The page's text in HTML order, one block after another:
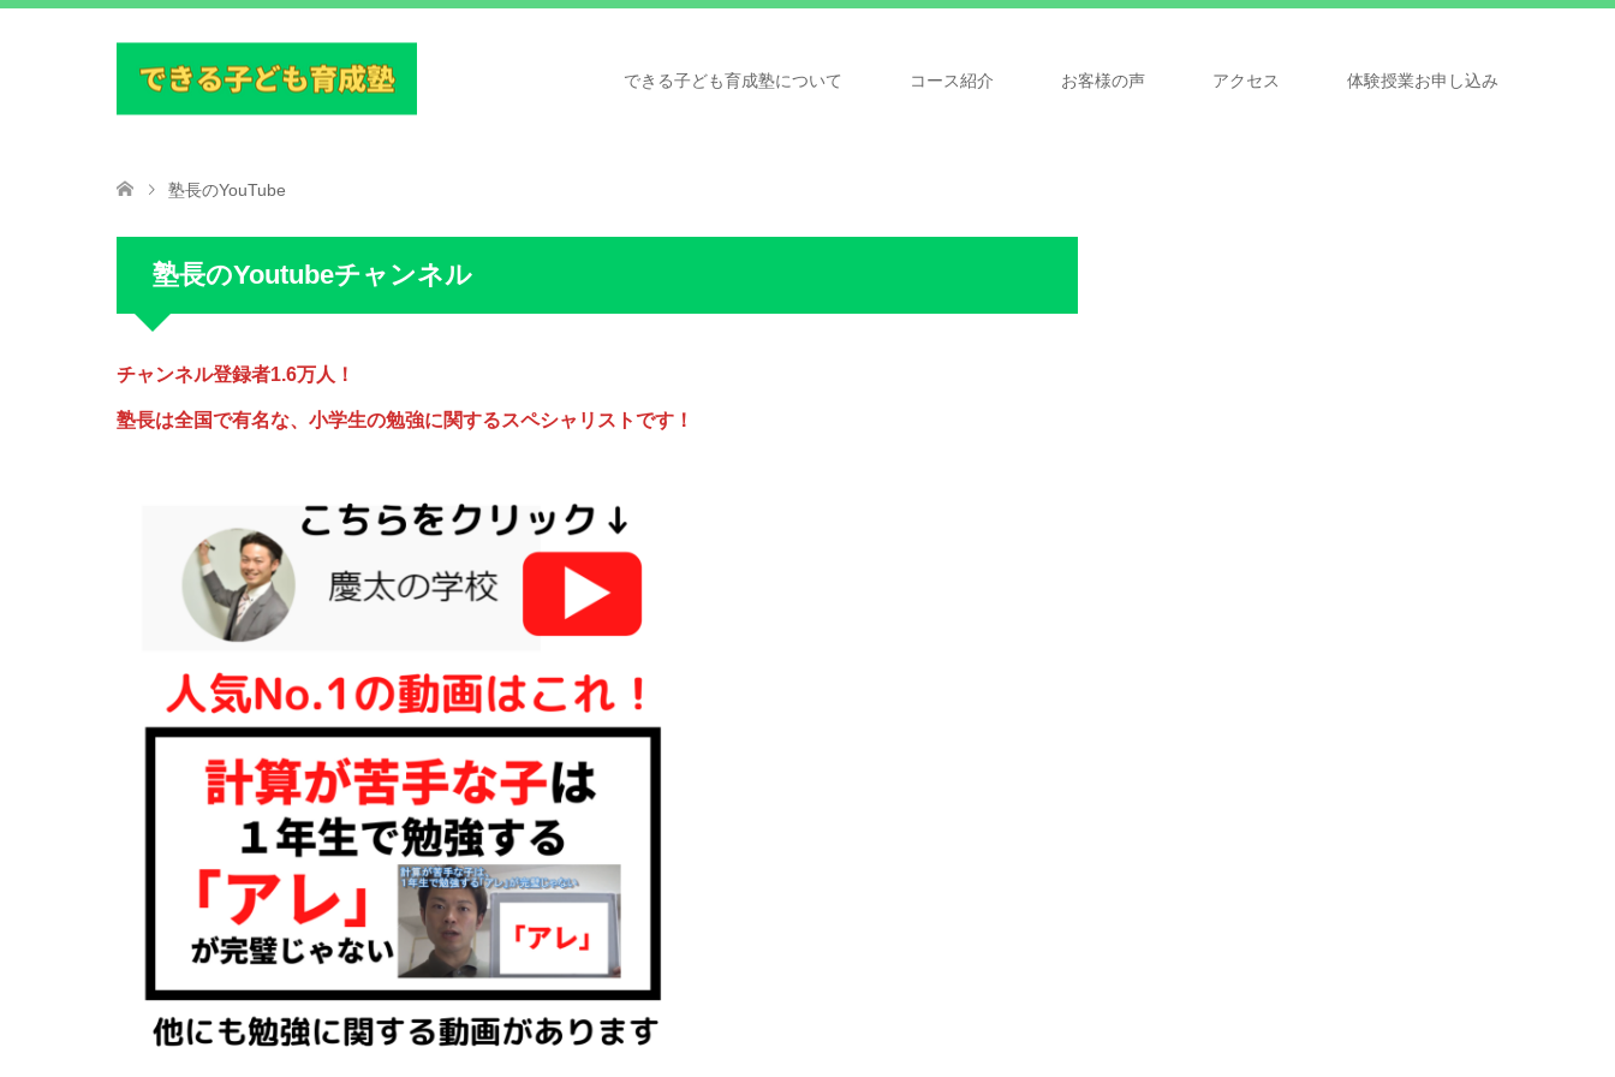
できる子ども育成塾について コース紹介 お客様の声 アクセス 体験授業お申し込み
塾長のYouTube
塾長のYoutubeチャンネル
チャンネル登録者1.6万人！
塾長は全国で有名な、小学生の勉強に関するスペシャリストです！